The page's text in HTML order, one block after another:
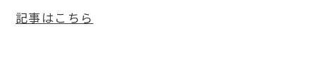
記事はこちら